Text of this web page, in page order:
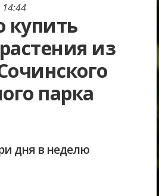
14:44
купить
из
парка
дня в неделю